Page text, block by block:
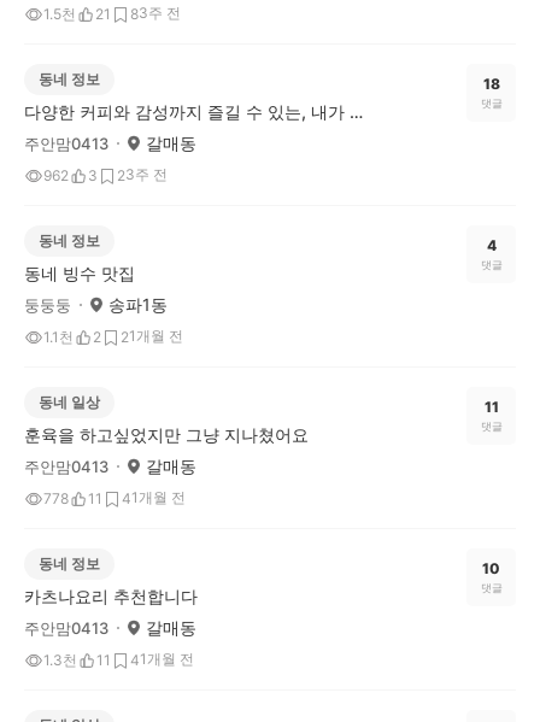
1.5천 21 83주 전
동네 정보
다양한 커피와 감성까지 즐길 수 있는, 내가 가장 좋아하는 카페 ‘게이트’
주안맘0413 갈매동
962 3 23주 전
18
댓글
동네 정보
동네 빙수 맛집
둥둥둥 송파1동
1.1천 2 21개월 전
4
댓글
동네 일상
훈육을 하고싶었지만 그냥 지나쳤어요
주안맘0413 갈매동
778 11 41개월 전
11
댓글
동네 정보
카츠나요리 추천합니다
주안맘0413 갈매동
1.3천 11 41개월 전
10
댓글